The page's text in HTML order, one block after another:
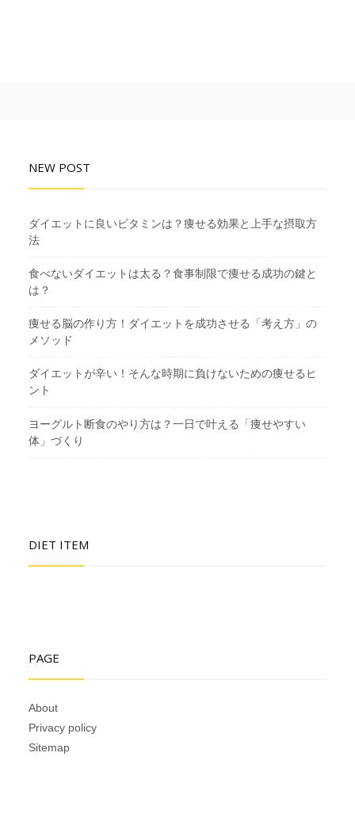
NEW POST
ダイエットに良いビタミンは？痩せる効果と上手な摂取方
法
食べないダイエットは太る？食事制限で痩せる成功の鍵と
は？
痩せる脳の作り方！ダイエットを成功させる「考え方」の
メソッド
ダイエットが辛い！そんな時期に負けないための痩せるヒ
ント
ヨーグルト断食のやり方は？一日で叶える「痩せやすい
体」づくり
DIET ITEM
PAGE
About
Privacy policy
Sitemap